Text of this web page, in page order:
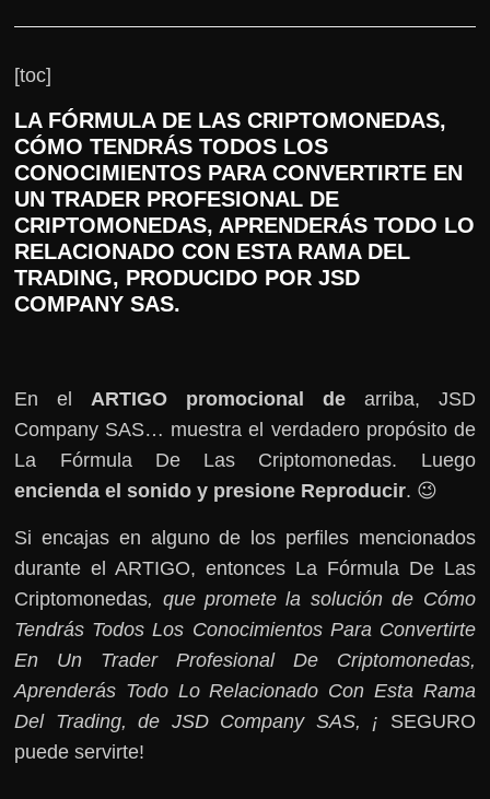
[toc]
LA FÓRMULA DE LAS CRIPTOMONEDAS,
CÓMO TENDRÁS TODOS LOS
CONOCIMIENTOS PARA CONVERTIRTE EN
UN TRADER PROFESIONAL DE
CRIPTOMONEDAS, APRENDERÁS TODO LO
RELACIONADO CON ESTA RAMA DEL
TRADING, PRODUCIDO POR JSD
COMPANY SAS.
En el ARTIGO promocional dearriba, JSD
Company SAS… muestra el verdadero propósito de
La Fórmula De Las Criptomonedas. Luego
encienda el sonido y presione Reproducir. 😉
Si encajas en alguno de los perfiles mencionados
durante el ARTIGO, entonces La Fórmula De Las
Criptomonedas, que promete la solución de Cómo
Tendrás Todos Los Conocimientos Para Convertirte
En Un Trader Profesional De Criptomonedas,
Aprenderás Todo Lo Relacionado Con Esta Rama
Del Trading, de JSD Company SAS, ¡ SEGURO
puede servirte!